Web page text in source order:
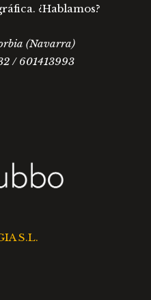
¿Hablamos?
(Navarra)
/ 601413993
S.L.